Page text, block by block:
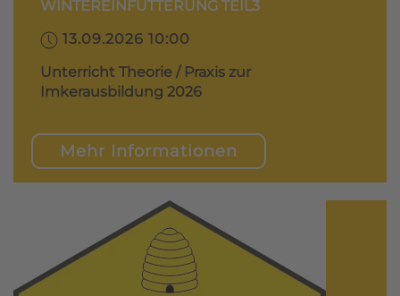
WINTEREINFÜTTERUNG TEIL3
13.09.2026 10:00
Unterricht Theorie / Praxis zur
Imkerausbildung 2026
Mehr Informationen